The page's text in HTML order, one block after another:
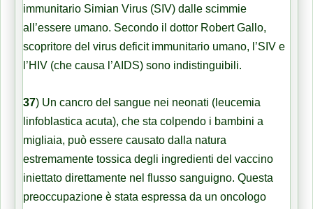
immunitario Simian Virus (SIV) dalle scimmie
all’essere umano. Secondo il dottor Robert Gallo,
scopritore del virus deficit immunitario umano, l’SIV e
l’HIV (che causa l’AIDS) sono indistinguibili.
37) Un cancro del sangue nei neonati (leucemia
linfoblastica acuta), che sta colpendo i bambini a
migliaia, può essere causato dalla natura
estremamente tossica degli ingredienti del vaccino
iniettato direttamente nel flusso sanguigno. Questa
preoccupazione è stata espressa da un oncologo